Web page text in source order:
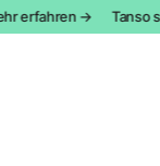
erfahren → Tanso